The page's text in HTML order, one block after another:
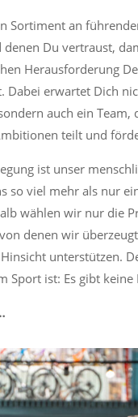
Sortiment an
denen Du vertraust,
Herausforderung
Dabei erwartet Dich
auch ein Team,
teilt und
ist unser
so viel mehr als nur
wählen wir nur die
denen wir
unterstützen.
Sport ist: Es gibt keine